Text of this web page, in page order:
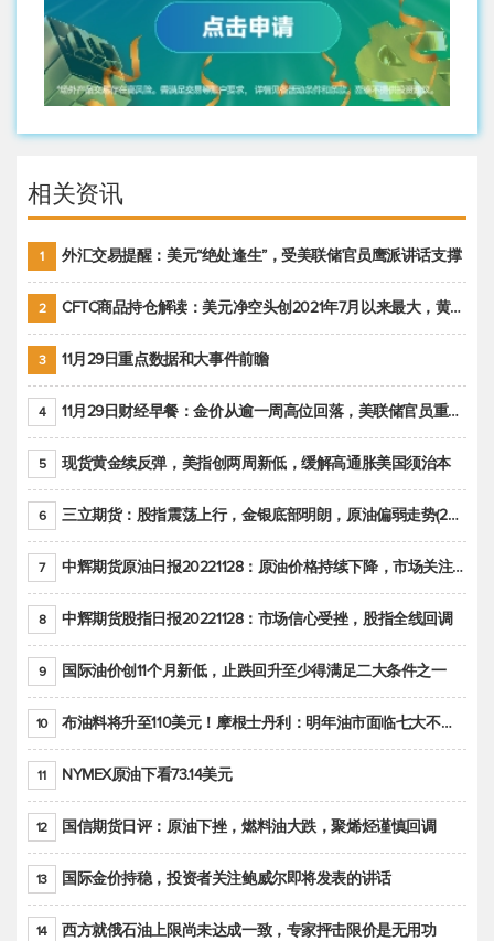
相关资讯
1 外汇交易提醒：美元“绝处逢生”，受美联储官员鹰派讲话支撑
2 CFTC商品持仓解读：美元净空头创2021年7月以来最大，黄金期货投机性净多头头寸减少
3 11月29日重点数据和大事件前瞻
4 11月29日财经早餐：金价从逾一周高位回落，美联储官员重申鹰派立场推动美元回升
5 现货黄金续反弹，美指创两周新低，缓解高通胀美国须治本
6 三立期货：股指震荡上行，金银底部明朗，原油偏弱走势(20221128收评)
7 中辉期货原油日报20221128：原油价格持续下降，市场关注OPEC+新一轮产能政策
8 中辉期货股指日报20221128：市场信心受挫，股指全线回调
9 国际油价创11个月新低，止跌回升至少得满足二大条件之一
10 布油料将升至110美元！摩根士丹利：明年油市面临七大不确定性
11 NYMEX原油下看73.14美元
12 国信期货日评：原油下挫，燃料油大跌，聚烯烃谨慎回调
13 国际金价持稳，投资者关注鲍威尔即将发表的讲话
14 西方就俄石油上限尚未达成一致，专家抨击限价是无用功